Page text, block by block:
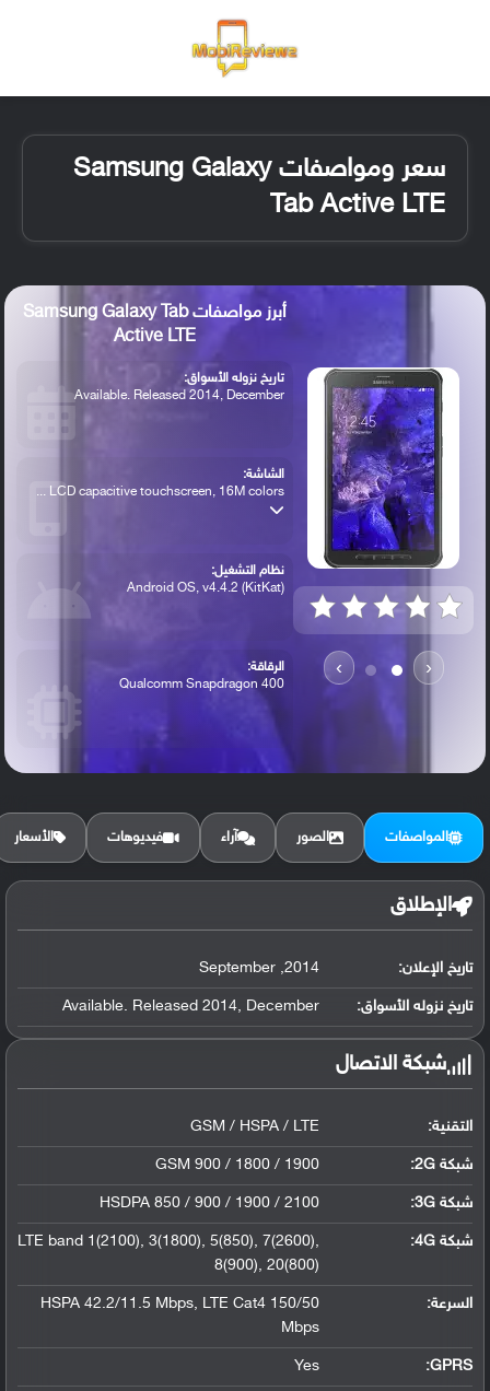
سعر ومواصفات Samsung Galaxy
Tab Active LTE
‹
›
أبرز مواصفات Samsung Galaxy Tab
Active LTE
تاريخ نزوله الأسواق:
Available. Released 2014, December
الشاشة:
LCD capacitive touchscreen, 16M colors ...
نظام التشغيل:
Android OS, v4.4.2 (KitKat)
الرقاقة:
Qualcomm Snapdragon 400
الرام / التخزين:
المواصفات الصور آراء فيديوهات الأسعار
الإطلاق
تاريخ الإعلان: 2014, September
تاريخ نزوله الأسواق: Available. Released 2014, December
شبكة الاتصال
التقنية: GSM / HSPA / LTE
شبكة 2G: GSM 900 / 1800 / 1900
شبكة 3G :
HSDPA 850 / 900 / 1900 / 2100
شبكة 4G :
LTE band 1(2100), 3(1800), 5(850), 7(2600),
8(900), 20(800)
السرعة:
HSPA 42.2/11.5 Mbps, LTE Cat4 150/50
Mbps
GPRS:
Yes